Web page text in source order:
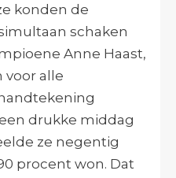
konden de
schaken
Anne Haast,
voor alle
drukke middag
ze negentig
procent won. Dat